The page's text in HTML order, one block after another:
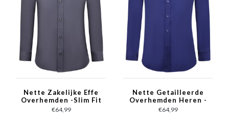
Nette Zakelijke Effe
Overhemden -Slim Fit
Blouse Stretch - Grijs
€64,99
Nette Getailleerde
Overhemden Heren -
Slim Fit Blouse
Stretch - Blauw
€64,99